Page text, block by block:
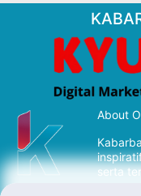
About
serta